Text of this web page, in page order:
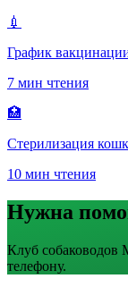
💉
График
7 мин чтения
🏥
Стерилизация
10 мин чтения
Нужна
Клуб собаководов
телефону.